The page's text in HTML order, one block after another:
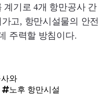
계기로 4개 항만공사 간
고, 항만시설물의 안전
주력할 방침이다.
와
노후 항만시설